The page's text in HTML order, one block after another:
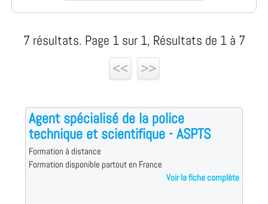
7 résultats. Page 1 sur 1, Résultats de 1 à 7
<<
>>
Agent spécialisé de la police
technique et scientifique - ASPTS
Formation à distance
Formation disponible partout en France
Voir la fiche complète